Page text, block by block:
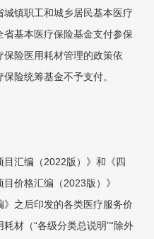
镇职工和城乡居民基本医疗
基本医疗保险基金支付参保
险医用耗材管理的政策依
险统筹基金不予支付。
汇编（2022版）》和《四
价格汇编（2023版）》
》之后印发的各类医疗服务价
材（“各级分类总说明”“除外